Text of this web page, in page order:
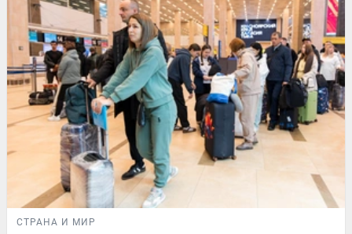
СТРАНА И МИР